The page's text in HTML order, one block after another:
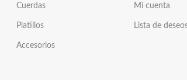
Cuerdas
Platillos
Accesorios
Mi cuenta
Lista de